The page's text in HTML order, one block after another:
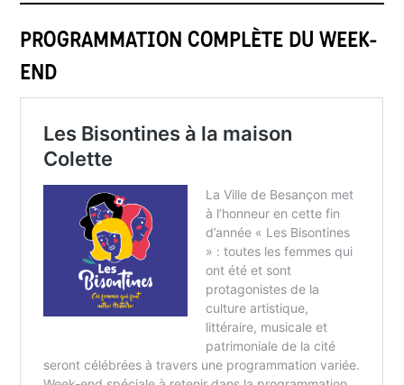
PROGRAMMATION COMPLÈTE DU WEEK-
END